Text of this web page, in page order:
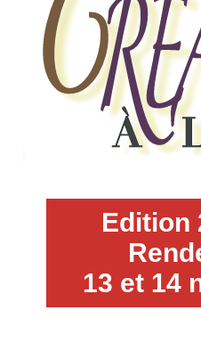
Edition
13 et 14